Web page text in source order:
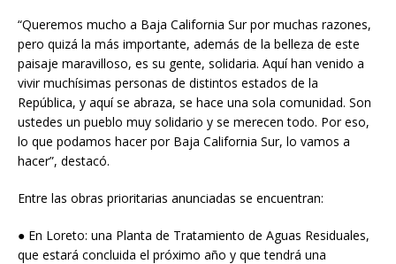
“Queremos mucho a Baja California Sur por muchas razones,
pero quizá la más importante, además de la belleza de este
paisaje maravilloso, es su gente, solidaria. Aquí han venido a
vivir muchísimas personas de distintos estados de la
República, y aquí se abraza, se hace una sola comunidad. Son
ustedes un pueblo muy solidario y se merecen todo. Por eso,
lo que podamos hacer por Baja California Sur, lo vamos a
hacer”, destacó.
Entre las obras prioritarias anunciadas se encuentran:
● En Loreto: una Planta de Tratamiento de Aguas Residuales,
que estará concluida el próximo año y que tendrá una